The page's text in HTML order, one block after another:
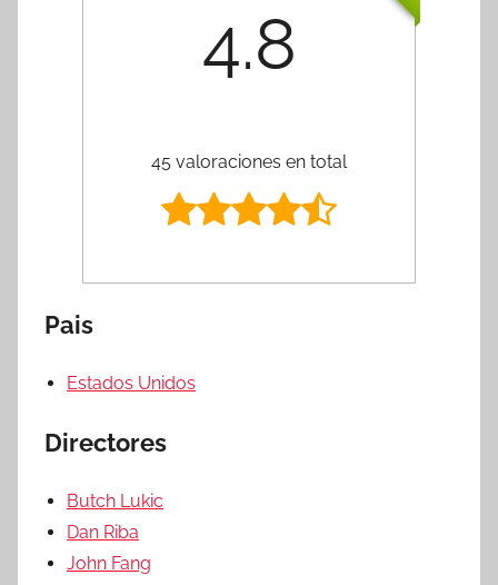
4.8
45 valoraciones en total
Pais
Estados Unidos
Directores
Butch Lukic
Dan Riba
John Fang